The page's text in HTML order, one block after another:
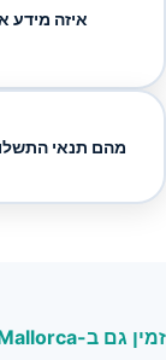
איזה מידע
מהם תנאי
זמין גם ב-Mallorca